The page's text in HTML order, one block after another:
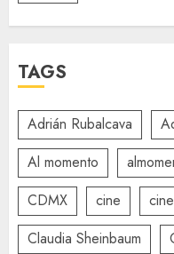
TAGS
Adrián Rubalcava
Al momento
CDMX
cine
Claudia Sheinbaum